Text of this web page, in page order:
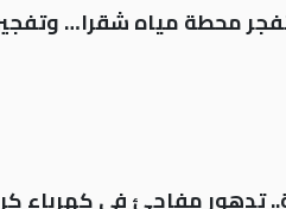
تفجر محطة مياه شقرا…
تدهور مفاجئ في كهرباء